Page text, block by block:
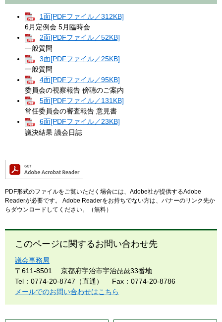
1面[PDFファイル／312KB]
6月定例会 5月臨時会
2面[PDFファイル／52KB]
一般質問
3面[PDFファイル／25KB]
一般質問
4面[PDFファイル／95KB]
委員会の視察報告 傍聴のご案内
5面[PDFファイル／131KB]
常任委員会の審査報告 意見書
6面[PDFファイル／23KB]
議決結果 議会日誌
PDF形式のファイルをご覧いただく場合には、Adobe社が提供するAdobe
Readerが必要です。
Adobe Readerをお持ちでない方は、バナーのリンク先か
らダウンロードしてください。（無料）
このページに関するお問い合わせ先
議会事務局
〒611-8501
京都府宇治市宇治琵琶33番地
Tel：0774-20-8747（直通）
Fax：0774-20-8786
メールでのお問い合わせはこちら